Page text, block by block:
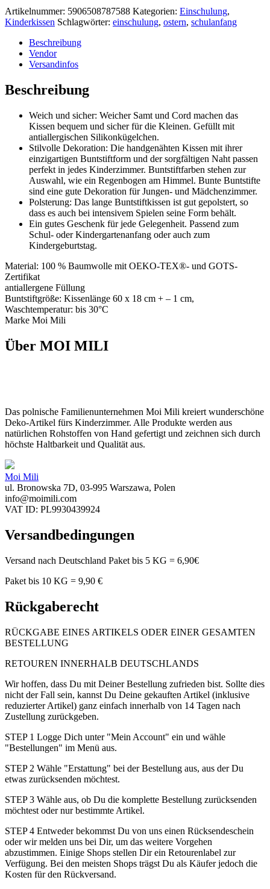
Artikelnummer: 5906508787588 Kategorien: Einschulung,
Kinderkissen Schlagwörter: einschulung, ostern, schulanfang
Beschreibung
Vendor
Versandinfos
Beschreibung
Weich und sicher: Weicher Samt und Cord machen das
Kissen bequem und sicher für die Kleinen. Gefüllt mit
antiallergischen Silikonkügelchen.
Stilvolle Dekoration: Die handgenähten Kissen mit ihrer
einzigartigen Buntstiftform und der sorgfältigen Naht passen
perfekt in jedes Kinderzimmer. Buntstiftfarben stehen zur
Auswahl, wie ein Regenbogen am Himmel. Bunte Buntstifte
sind eine gute Dekoration für Jungen- und Mädchenzimmer.
Polsterung: Das lange Buntstiftkissen ist gut gepolstert, so
dass es auch bei intensivem Spielen seine Form behält.
Ein gutes Geschenk für jede Gelegenheit. Passend zum
Schul- oder Kindergartenanfang oder auch zum
Kindergeburtstag.
Material: 100 % Baumwolle mit OEKO-TEX®- und GOTS-
Zertifikat
antiallergene Füllung
Buntstiftgröße: Kissenlänge 60 x 18 cm + – 1 cm,
Waschtemperatur: bis 30°C
Marke Moi Mili
Über MOI MILI
Das polnische Familienunternehmen Moi Mili kreiert wunderschöne
Deko-Artikel fürs Kinderzimmer. Alle Produkte werden aus
natürlichen Rohstoffen von Hand gefertigt und zeichnen sich durch
höchste Haltbarkeit und Qualität aus.
Moi Mili
ul. Bronowska 7D, 03-995 Warszawa, Polen
info@moimili.com
VAT ID: PL9930439924
Versandbedingungen
Versand nach Deutschland Paket bis 5 KG = 6,90€
Paket bis 10 KG = 9,90 €
Rückgaberecht
RÜCKGABE EINES ARTIKELS ODER EINER GESAMTEN
BESTELLUNG
RETOUREN INNERHALB DEUTSCHLANDS
Wir hoffen, dass Du mit Deiner Bestellung zufrieden bist. Sollte dies
nicht der Fall sein, kannst Du Deine gekauften Artikel (inklusive
reduzierter Artikel) ganz einfach innerhalb von 14 Tagen nach
Zustellung zurückgeben.
STEP 1 Logge Dich unter "Mein Account" ein und wähle
"Bestellungen" im Menü aus.
STEP 2 Wähle "Erstattung" bei der Bestellung aus, aus der Du
etwas zurücksenden möchtest.
STEP 3 Wähle aus, ob Du die komplette Bestellung zurücksenden
möchtest oder nur bestimmte Artikel.
STEP 4 Entweder bekommst Du von uns einen Rücksendeschein
oder wir melden uns bei Dir, um das weitere Vorgehen
abzustimmen. Einige Shops stellen Dir ein Retourenlabel zur
Verfügung. Bei den meisten Shops trägst Du als Käufer jedoch die
Kosten für den Rückversand.